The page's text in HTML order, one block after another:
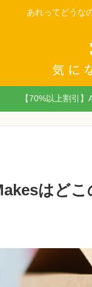
あれってどうな
【70%以上割引
はど